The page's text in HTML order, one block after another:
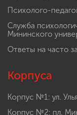
Психолого-
Служба
Мининского
Ответы на часто
Корпуса
Корпус №1: ул.
Корпус №2: пл.